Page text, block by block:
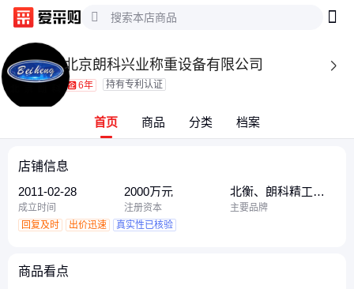
北京朗科兴业称重设备有限公司 
6年 持有专利认证
首页 商品 分类 档案
店铺信息
2011-02-28
成立时间
2000万元
注册资本
北衡、朗科精工、
北朗科
主要品牌
回复及时
出价迅速 真实性已核验
商品看点